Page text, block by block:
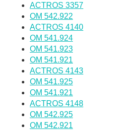
ACTROS 3357
OM 542.922
ACTROS 4140
OM 541.924
OM 541.923
OM 541.921
ACTROS 4143
OM 541.925
OM 541.921
ACTROS 4148
OM 542.925
OM 542.921